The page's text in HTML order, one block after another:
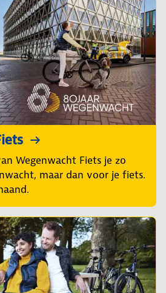
Wegenwacht Fiets je zo
maar dan voor je fiets.